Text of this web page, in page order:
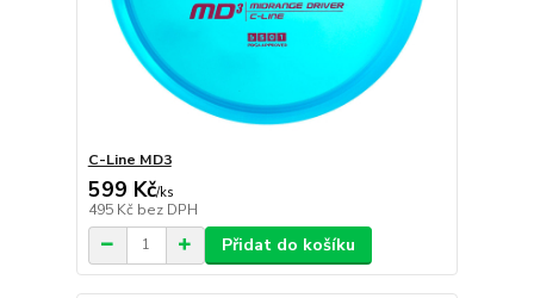
C-Line MD3
599 Kč/ks
495 Kč bez DPH
Přidat do košíku